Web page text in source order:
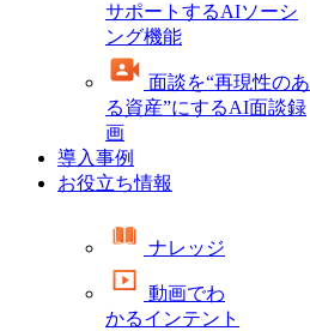
サポートするAIソーシ
ング機能
面談を“再現性のあ
る資産”にするAI面談録
画
導入事例
お役立ち情報
ナレッジ
動画でわ
かるインテント